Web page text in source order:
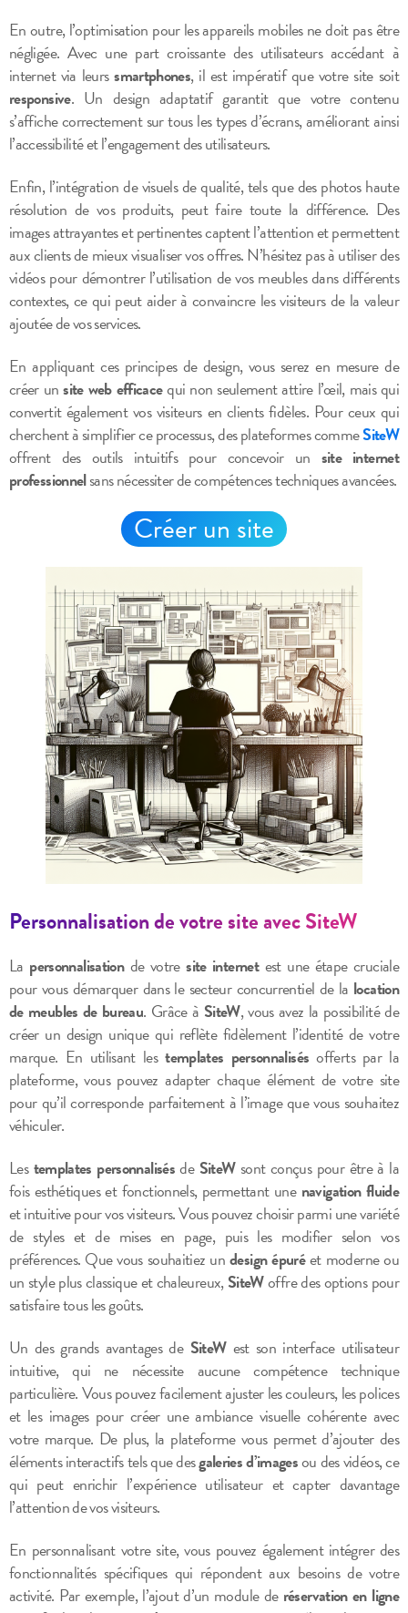
En outre, l’optimisation pour les appareils mobiles ne doit pas être
négligée. Avec une part croissante des utilisateurs accédant à
internet via leurssmartphones, il est impératif que votre site soit
responsive. Un design adaptatif garantit que votre contenu
s’affiche correctement sur tous les types d’écrans, améliorant ainsi
l’accessibilité et l’engagement des utilisateurs.
Enfin, l’intégration de visuels de qualité, tels que des photos haute
résolution de vos produits, peut faire toute la différence. Des
images attrayantes et pertinentes captent l’attention et permettent
aux clients de mieux visualiser vos offres. N’hésitez pas à utiliser des
vidéos pour démontrer l’utilisation de vos meubles dans différents
contextes, ce qui peut aider à convaincre les visiteurs de la valeur
ajoutée de vos services.
En appliquant ces principes de design, vous serez en mesure de
créer unsite web efficacequi non seulement attire l’œil, mais qui
convertit également vos visiteurs en clients fidèles. Pour ceux qui
cherchent à simplifier ce processus, des plateformes commeSiteW
offrent des outils intuitifs pour concevoir un site internet
professionnelsans nécessiter de compétences techniques avancées.
Créer un site
Personnalisation de votre site avec SiteW
La personnalisationde votresite internetest une étape cruciale
pour vous démarquer dans le secteur concurrentiel de la location
de meubles de bureau. Grâce à SiteW, vous avez la possibilité de
créer un design unique qui reflète fidèlement l’identité de votre
marque. En utilisant lestemplates personnalisés offerts par la
plateforme, vous pouvez adapter chaque élément de votre site
pour qu’il corresponde parfaitement à l’image que vous souhaitez
véhiculer.
Lestemplates personnalisésde SiteWsont conçus pour être à la
fois esthétiques et fonctionnels, permettant une navigation fluide
et intuitive pour vos visiteurs. Vous pouvez choisir parmi une variété
de styles et de mises en page, puis les modifier selon vos
préférences. Que vous souhaitiez undesign épuréet moderne ou
un style plus classique et chaleureux,SiteWoffre des options pour
satisfaire tous les goûts.
Un des grands avantages de SiteWest son interface utilisateur
intuitive, qui ne nécessite aucune compétence technique
particulière. Vous pouvez facilement ajuster les couleurs, les polices
et les images pour créer une ambiance visuelle cohérente avec
votre marque. De plus, la plateforme vous permet d’ajouter des
éléments interactifs tels que desgaleries d’imagesou des vidéos, ce
qui peut enrichir l’expérience utilisateur et capter davantage
l’attention de vos visiteurs.
En personnalisant votre site, vous pouvez également intégrer des
fonctionnalités spécifiques qui répondent aux besoins de votre
activité. Par exemple, l’ajout d’un module de réservation en ligne